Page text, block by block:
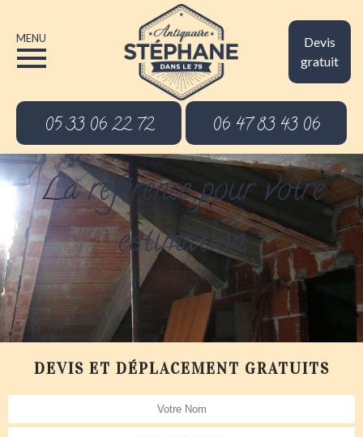
Devis
gratuit
MENU
05 33 06 22 72 06 47 83 43 06
La référence pour votre
estimation
DEVIS ET DÉPLACEMENT GRATUITS